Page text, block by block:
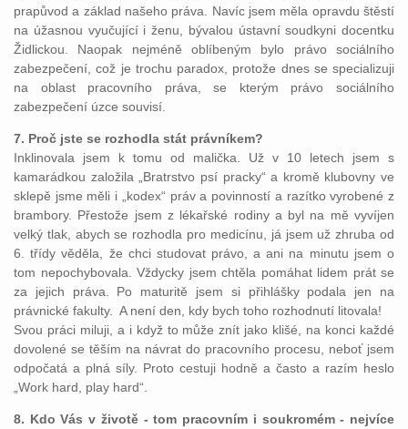
prapůvod a základ našeho práva. Navíc jsem měla opravdu štěstí
na úžasnou vyučující i ženu, bývalou ústavní soudkyni docentku
Židlickou. Naopak nejméně oblíbeným bylo právo sociálního
zabezpečení, což je trochu paradox, protože dnes se specializuji
na oblast pracovního práva, se kterým právo sociálního
zabezpečení úzce souvisí.
7. Proč jste se rozhodla stát právníkem?
Inklinovala jsem k tomu od malička. Už v 10 letech jsem s
kamarádkou založila „Bratrstvo psí pracky“ a kromě klubovny ve
sklepě jsme měli i „kodex“ práv a povinností a razítko vyrobené z
brambory. Přestože jsem z lékařské rodiny a byl na mě vyvíjen
velký tlak, abych se rozhodla pro medicínu, já jsem už zhruba od
6. třídy věděla, že chci studovat právo, a ani na minutu jsem o
tom nepochybovala. Vždycky jsem chtěla pomáhat lidem prát se
za jejich práva. Po maturitě jsem si přihlášky podala jen na
právnické fakulty. A není den, kdy bych toho rozhodnutí litovala!
Svou práci miluji, a i když to může znít jako klišé, na konci každé
dovolené se těším na návrat do pracovního procesu, neboť jsem
odpočatá a plná síly. Proto cestuji hodně a často a razím heslo
„Work hard, play hard“.
8. Kdo Vás v životě - tom pracovním i soukromém - nejvíce